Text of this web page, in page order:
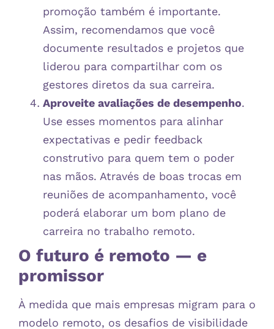
promoção também é importante.
Assim, recomendamos que você
documente resultados e projetos que
liderou para compartilhar com os
gestores diretos da sua carreira.
Aproveite avaliações de desempenho.
Use esses momentos para alinhar
expectativas e pedir feedback
construtivo para quem tem o poder
nas mãos. Através de boas trocas em
reuniões de acompanhamento, você
poderá elaborar um bom plano de
carreira no trabalho remoto.
O futuro é remoto — e
promissor
À medida que mais empresas migram para o
modelo remoto, os desafios de visibilidade